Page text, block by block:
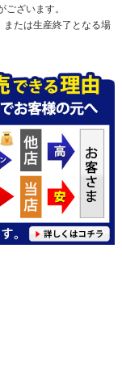
ざいます。
または生産終了となる場